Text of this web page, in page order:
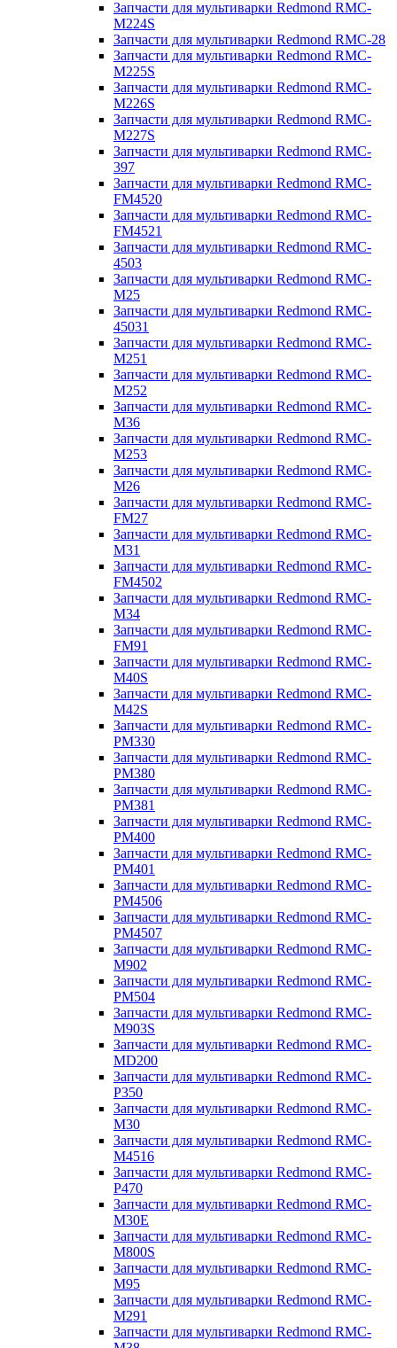
Запчасти для мультиварки Redmond RMC-
M224S
Запчасти для мультиварки Redmond RMC-28
Запчасти для мультиварки Redmond RMC-
M225S
Запчасти для мультиварки Redmond RMC-
M226S
Запчасти для мультиварки Redmond RMC-
M227S
Запчасти для мультиварки Redmond RMC-
397
Запчасти для мультиварки Redmond RMC-
FM4520
Запчасти для мультиварки Redmond RMC-
FM4521
Запчасти для мультиварки Redmond RMC-
4503
Запчасти для мультиварки Redmond RMC-
M25
Запчасти для мультиварки Redmond RMC-
45031
Запчасти для мультиварки Redmond RMC-
M251
Запчасти для мультиварки Redmond RMC-
M252
Запчасти для мультиварки Redmond RMC-
M36
Запчасти для мультиварки Redmond RMC-
M253
Запчасти для мультиварки Redmond RMC-
M26
Запчасти для мультиварки Redmond RMC-
FM27
Запчасти для мультиварки Redmond RMC-
M31
Запчасти для мультиварки Redmond RMC-
FM4502
Запчасти для мультиварки Redmond RMC-
M34
Запчасти для мультиварки Redmond RMC-
FM91
Запчасти для мультиварки Redmond RMC-
M40S
Запчасти для мультиварки Redmond RMC-
M42S
Запчасти для мультиварки Redmond RMC-
PM330
Запчасти для мультиварки Redmond RMC-
PM380
Запчасти для мультиварки Redmond RMC-
PM381
Запчасти для мультиварки Redmond RMC-
PM400
Запчасти для мультиварки Redmond RMC-
PM401
Запчасти для мультиварки Redmond RMC-
PM4506
Запчасти для мультиварки Redmond RMC-
PM4507
Запчасти для мультиварки Redmond RMC-
M902
Запчасти для мультиварки Redmond RMC-
PM504
Запчасти для мультиварки Redmond RMC-
M903S
Запчасти для мультиварки Redmond RMC-
MD200
Запчасти для мультиварки Redmond RMC-
P350
Запчасти для мультиварки Redmond RMC-
M30
Запчасти для мультиварки Redmond RMC-
M4516
Запчасти для мультиварки Redmond RMC-
P470
Запчасти для мультиварки Redmond RMC-
M30E
Запчасти для мультиварки Redmond RMC-
M800S
Запчасти для мультиварки Redmond RMC-
M95
Запчасти для мультиварки Redmond RMC-
M291
Запчасти для мультиварки Redmond RMC-